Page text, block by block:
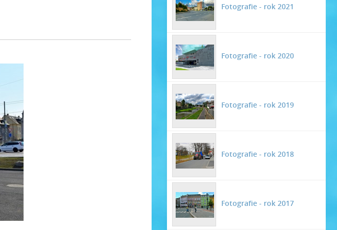
Fotografie - rok 2021
Fotografie - rok 2020
Fotografie - rok 2019
Fotografie - rok 2018
Fotografie - rok 2017